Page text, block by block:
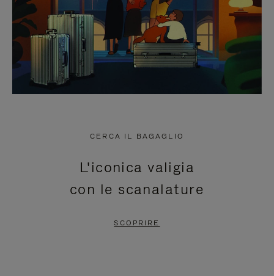
CERCA IL BAGAGLIO
L'iconica valigia
con le scanalature
SCOPRIRE